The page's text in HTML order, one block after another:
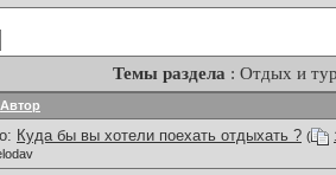
Темы раздела : Отдых и
Автор
Куда бы вы хотели поехать отдыхать ? (